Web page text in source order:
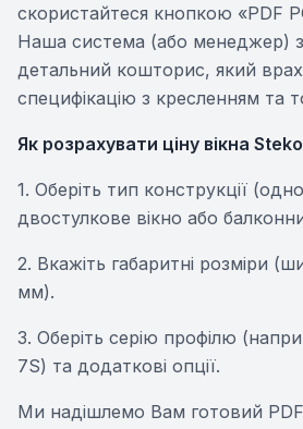
скористайтеся кнопкою «PDF
Наша система (або менеджер)
детальний кошторис, який
специфікацію з кресленням та
Як розрахувати ціну вікна
1. Оберіть тип конструкції
двостулкове вікно або
2. Вкажіть габаритні розміри
мм).
3. Оберіть серію профілю
7S) та додаткові опції.
Ми надішлемо Вам готовий